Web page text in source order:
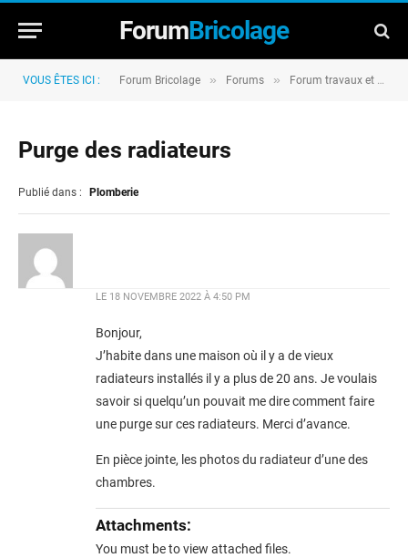
ForumBricolage
VOUS ÊTES ICI : Forum Bricolage » Forums » Forum travaux et rénovation
Purge des radiateurs
Publié dans : Plomberie
LE 18 NOVEMBRE 2022 À 4:50 PM
Bonjour,
J’habite dans une maison où il y a de vieux
radiateurs installés il y a plus de 20 ans. Je voulais
savoir si quelqu’un pouvait me dire comment faire
une purge sur ces radiateurs. Merci d’avance.
En pièce jointe, les photos du radiateur d’une des
chambres.
Attachments:
You must beto view attached files.